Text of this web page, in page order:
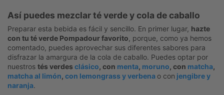
Así puedes mezclar té verde y cola de caballo
Preparar esta bebida es fácil y sencillo. En primer lugar, hazte
con tu té verde Pompadour favorito , porque, como ya hemos
comentado, puedes aprovechar sus diferentes sabores para
disfrazar la amargura de la cola de caballo. Puedes optar por
nuestros tés verdesclásico, con menta, moruno, con matcha,
matcha al limón, con lemongrass y verbena o con jengibre y
naranja.